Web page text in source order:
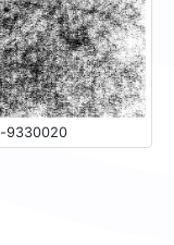
9330020